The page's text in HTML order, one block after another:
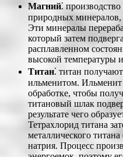
Магний⁚
природных минералов,
Эти минералы
который затем
расплавленном
высокой температуры
Титан⁚ титан
ильменитом. Ильменит
обработке, чтобы
титановый шлак
результате чего
Тетрахлорид титана
металлического
натрия. Процесс